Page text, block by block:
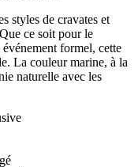
styles de cravates et
ce soit pour le
formel, cette
La couleur marine, à la
naturelle avec les